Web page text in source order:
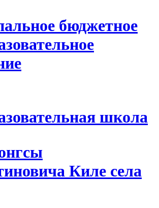
бюджетное
школа
Киле села